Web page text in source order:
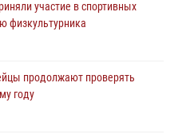
участие в спортивных
физкультурника
продолжают проверять
году